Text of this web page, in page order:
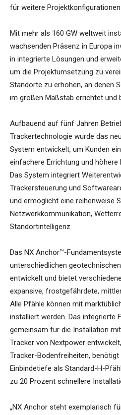
für weitere
Mit mehr als 160 GW weltweit
wachsenden Präsenz in Europa
in integrierte Lösungen und
um die Projektumsetzung zu
Standorte zu erhöhen, an denen
im großen Maßstab errichtet und
Aufbauend auf fünf Jahren
Trackertechnologie wurde das
System entwickelt, um Kunden
einfachere Errichtung und
Das System integriert
Trackersteuerung und
und ermöglicht eine reihenweise
Netzwerkkommunikation,
Standortintelligenz.
Das NX Anchor™-
unterschiedlichen
entwickelt und bietet
expansive, frostgefährdete,
Alle Pfähle können mit
installiert werden. Das integrierte
gemeinsam für die Installation
Tracker von Nextpower
Tracker-Bodenfreiheiten,
Einbindetiefe als Standard-H-
zu 20 Prozent schnellere
„NX Anchor steht exemplarisch